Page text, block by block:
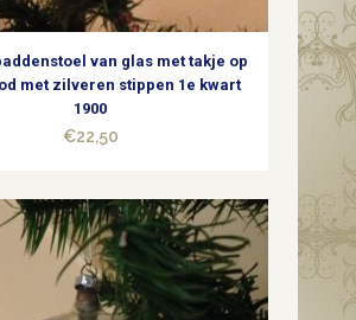
van glas met takje op
met zilveren stippen 1e kwart
1900
€22,50